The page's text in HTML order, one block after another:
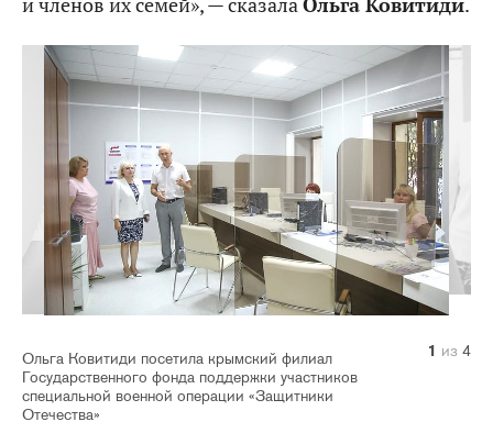
Ольга Ковитиди посетила крымский филиал
Государственного фонда поддержки участников
специальной военной операции «Защитники
Отечества»
1 из 4
2 из 4
3 из 4
4 из 4